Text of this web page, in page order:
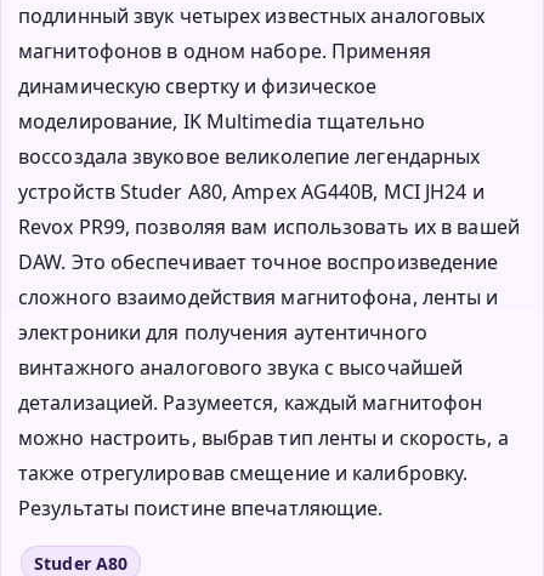
подлинный звук четырех известных аналоговых
магнитофонов в одном наборе. Применяя
динамическую свертку и физическое
моделирование, IK Multimedia тщательно
воссоздала звуковое великолепие легендарных
устройств Studer A80, Ampex AG440B, MCI JH24 и
Revox PR99, позволяя вам использовать их в вашей
DAW. Это обеспечивает точное воспроизведение
сложного взаимодействия магнитофона, ленты и
электроники для получения аутентичного
винтажного аналогового звука с высочайшей
детализацией. Разумеется, каждый магнитофон
можно настроить, выбрав тип ленты и скорость, а
также отрегулировав смещение и калибровку.
Результаты поистине впечатляющие.
Studer A80